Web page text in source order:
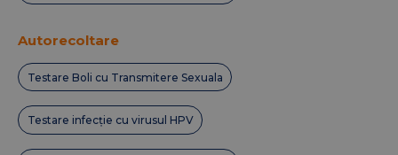
Autorecoltare
Testare Boli cu Transmitere Sexuala
Testare infecție cu virusul HPV